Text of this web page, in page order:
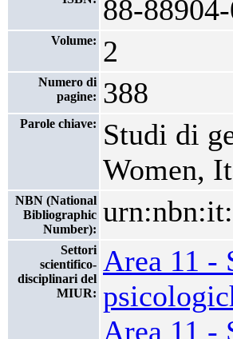
88-
Volume: 2
Numero di
pagine: 388
Parole chiave:
Studi di
Women,
NBN (National
Bibliographic
Number):
Settori
scientifico-
disciplinari del
MIUR:
Area 11 -
Area 11 -